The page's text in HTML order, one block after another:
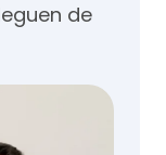
de